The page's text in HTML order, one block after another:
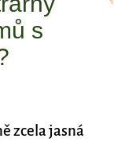
s
zcela jasná